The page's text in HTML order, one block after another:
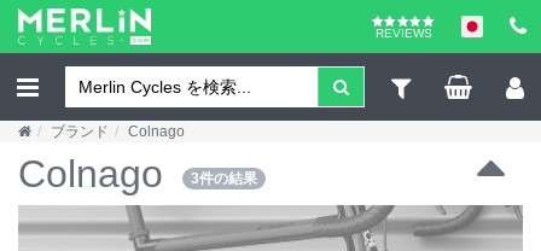
REVIEWS
ブランド Colnago
Colnago 3件の結果